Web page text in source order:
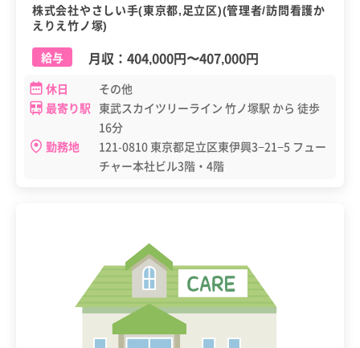
株式会社やさしい手(東京都,足立区)(管理者/訪問看護か
えりえ竹ノ塚)
給与
月収： 404,000円〜407,000円
休日
その他
最寄り駅 東武スカイツリーライン 竹ノ塚駅 から 徒歩
16分
勤務地
121-0810 東京都足立区東伊興3−21−5 フュー
チャー本社ビル3階・4階